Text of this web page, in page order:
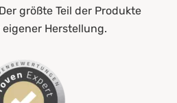
größte Teil der Produkte
Herstellung.